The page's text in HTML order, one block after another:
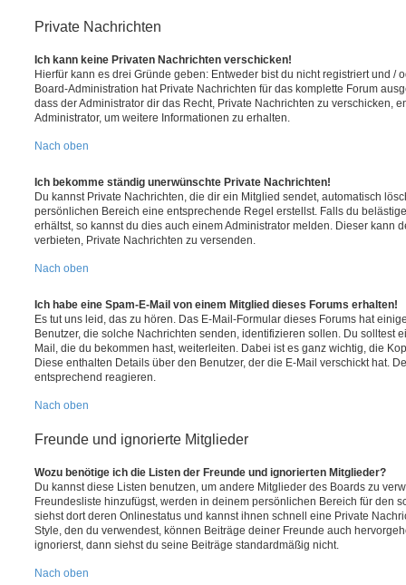
Private Nachrichten
Ich kann keine Privaten Nachrichten verschicken!
Hierfür kann es drei Gründe geben: Entweder bist du nicht registriert und /
Board-Administration hat Private Nachrichten für das komplette Forum
dass der Administrator dir das Recht, Private Nachrichten zu verschicken,
Administrator, um weitere Informationen zu erhalten.
Nach oben
Ich bekomme ständig unerwünschte Private Nachrichten!
Du kannst Private Nachrichten, die dir ein Mitglied sendet, automatisch
persönlichen Bereich eine entsprechende Regel erstellst. Falls du
erhältst, so kannst du dies auch einem Administrator melden. Dieser kann
verbieten, Private Nachrichten zu versenden.
Nach oben
Ich habe eine Spam-E-Mail von einem Mitglied dieses Forums erhalten!
Es tut uns leid, das zu hören. Das E-Mail-Formular dieses Forums hat
Benutzer, die solche Nachrichten senden, identifizieren sollen. Du solltest
Mail, die du bekommen hast, weiterleiten. Dabei ist es ganz wichtig, die
Diese enthalten Details über den Benutzer, der die E-Mail verschickt hat.
entsprechend reagieren.
Nach oben
Freunde und ignorierte Mitglieder
Wozu benötige ich die Listen der Freunde und ignorierten Mitglieder?
Du kannst diese Listen benutzen, um andere Mitglieder des Boards zu
Freundesliste hinzufügst, werden in deinem persönlichen Bereich für den
siehst dort deren Onlinestatus und kannst ihnen schnell eine Private
Style, den du verwendest, können Beiträge deiner Freunde auch
ignorierst, dann siehst du seine Beiträge standardmäßig nicht.
Nach oben